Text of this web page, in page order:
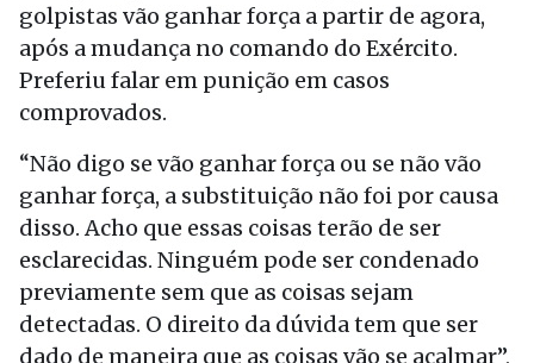
golpistas vão ganhar força a partir de agora,
após a mudança no comando do Exército.
Preferiu falar em punição em casos
comprovados.
“Não digo se vão ganhar força ou se não vão
ganhar força, a substituição não foi por causa
disso. Acho que essas coisas terão de ser
esclarecidas. Ninguém pode ser condenado
previamente sem que as coisas sejam
detectadas. O direito da dúvida tem que ser
dado de maneira que as coisas vão se acalmar”,